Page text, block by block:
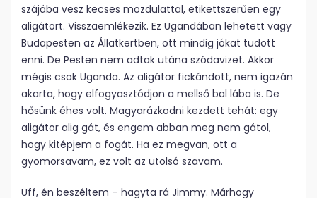
szájába vesz kecses mozdulattal, etikettszerűen egy
aligátort. Visszaemlékezik. Ez Ugandában lehetett vagy
Budapesten az Állatkertben, ott mindig jókat tudott
enni. De Pesten nem adtak utána szódavizet. Akkor
mégis csak Uganda. Az aligátor fickándott, nem igazán
akarta, hogy elfogyasztódjon a mellső bal lába is. De
hősünk éhes volt. Magyarázkodni kezdett tehát: egy
aligátor alig gát, és engem abban meg nem gátol,
hogy kitépjem a fogát. Ha ez megvan, ott a
gyomorsavam, ez volt az utolsó szavam.
Uff, én beszéltem – hagyta rá Jimmy. Márhogy